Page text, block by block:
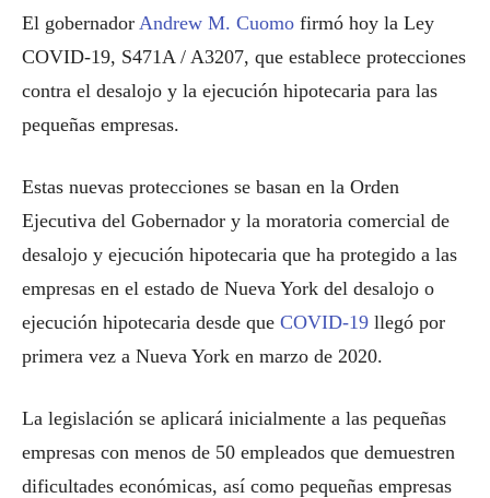
El gobernador Andrew M. Cuomo firmó hoy la Ley
COVID-19, S471A / A3207, que establece protecciones
contra el desalojo y la ejecución hipotecaria para las
pequeñas empresas.
Estas nuevas protecciones se basan en la Orden
Ejecutiva del Gobernador y la moratoria comercial de
desalojo y ejecución hipotecaria que ha protegido a las
empresas en el estado de Nueva York del desalojo o
ejecución hipotecaria desde que COVID-19 llegó por
primera vez a Nueva York en marzo de 2020.
La legislación se aplicará inicialmente a las pequeñas
empresas con menos de 50 empleados que demuestren
dificultades económicas, así como pequeñas empresas